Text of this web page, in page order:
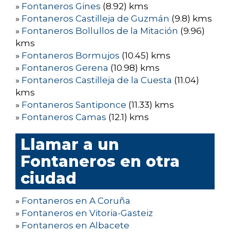
» Fontaneros Gines (8.92) kms
» Fontaneros Castilleja de Guzmán (9.8) kms
» Fontaneros Bollullos de la Mitación (9.96)
kms
» Fontaneros Bormujos (10.45) kms
» Fontaneros Gerena (10.98) kms
» Fontaneros Castilleja de la Cuesta (11.04)
kms
» Fontaneros Santiponce (11.33) kms
» Fontaneros Camas (12.1) kms
Llamar a un
Fontaneros en otra
ciudad
» Fontaneros en A Coruña
» Fontaneros en Vitoria-Gasteiz
» Fontaneros en Albacete